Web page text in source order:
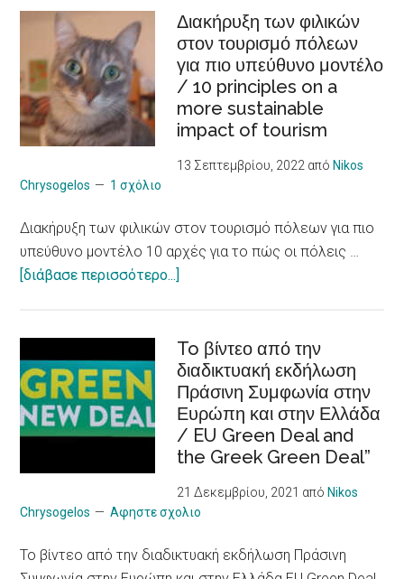
επιχειρηματικότητας
για
νεαρούς
φροντιστές
ατόμων
με
χρόνια
/
Social
of
people
with
chronic
Illness
Διακήρυξη των φιλικών
στον τουρισμό πόλεων
για πιο υπεύθυνο μοντέλο
/ 10 principles on a
more sustainable
impact of tourism
13 Σεπτεμβρίου, 2022 από Nikos
Chrysogelos
1 σχόλιο
Διακήρυξη των φιλικών στον τουρισμό πόλεων για πιο
υπεύθυνο μοντέλο 10 αρχές για το πώς οι πόλεις …
[διάβασε περισσότερο...]
φιλικών
στον
τουρισμό
πόλεων
για
πιο
υπεύθυνο
μοντέλο
10
To βίντεο από την
διαδικτυακή εκδήλωση
Πράσινη Συμφωνία στην
Ευρώπη και στην Ελλάδα
/ EU Green Deal and
the Greek Green Deal”
21 Δεκεμβρίου, 2021 από Nikos
Chrysogelos
Αφηστε σχολιο
To βίντεο από την διαδικτυακή εκδήλωση Πράσινη